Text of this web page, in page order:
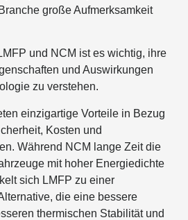
große Aufmerksamkeit
und NCM ist es wichtig, ihre
und Auswirkungen
zu verstehen.
einzigartige Vorteile in Bezug
Kosten und
Während NCM lange Zeit die
mit hoher Energiedichte
sich LMFP zu einer
die eine bessere
thermischen Stabilität und